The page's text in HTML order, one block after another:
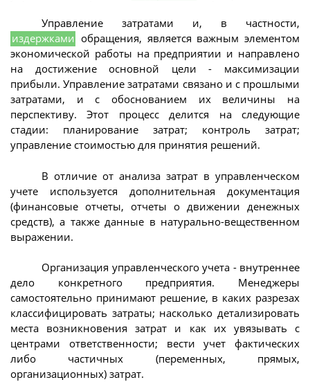
Управление затратами и, в частности,
издержками обращения, является важным элементом
экономической работы на предприятии и направлено
на достижение основной цели - максимизации
прибыли. Управление затратами связано и с прошлыми
затратами, и с обоснованием их величины на
перспективу. Этот процесс делится на следующие
стадии: планирование затрат; контроль затрат;
управление стоимостью для принятия решений.
В отличие от анализа затрат в управленческом
учете используется дополнительная документация
(финансовые отчеты, отчеты о движении денежных
средств), а также данные в натурально-вещественном
выражении.
Организация управленческого учета - внутреннее
дело конкретного предприятия. Менеджеры
самостоятельно принимают решение, в каких разрезах
классифицировать затраты; насколько детализировать
места возникновения затрат и как их увязывать с
центрами ответственности; вести учет фактических
либо частичных (переменных, прямых,
организационных) затрат.